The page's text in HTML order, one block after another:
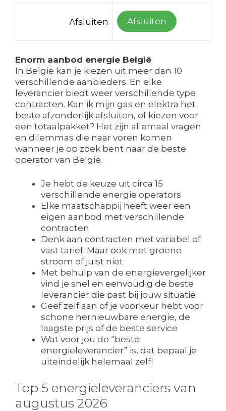
Afsluiten Afsluiten
Enorm aanbod energie België
In België kan je kiezen uit meer dan 10
verschillende aanbieders. En elke
leverancier biedt weer verschillende type
contracten. Kan ik mijn gas en elektra het
beste afzonderlijk afsluiten, of kiezen voor
een totaalpakket? Het zijn allemaal vragen
en dilemmas die naar voren komen
wanneer je op zoek bent naar de beste
operator van België.
Je hebt de keuze uit circa 15
verschillende energie operators
Elke maatschappij heeft weer een
eigen aanbod met verschillende
contracten
Denk aan contracten met variabel of
vast tarief. Maar ook met groene
stroom of juist niet
Met behulp van de energievergelijker
vind je snel en eenvoudig de beste
leverancier die past bij jouw situatie
Geef zelf aan of je voorkeur hebt voor
schone hernieuwbare energie, de
laagste prijs of de beste service
Wat voor jou de “beste
energieleverancier” is, dat bepaal je
uiteindelijk helemaal zelf!
Top 5 energieleveranciers van
augustus 2026